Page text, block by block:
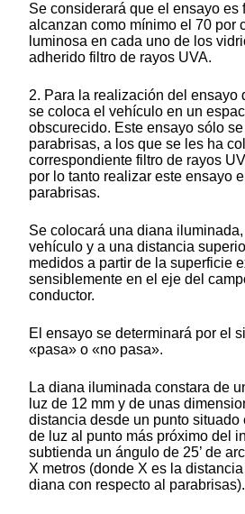
Se considerará que el ensayo es
alcanzan como mínimo el 70 por
luminosa en cada uno de los
adherido filtro de rayos UVA.
2. Para la realización del ensayo
se coloca el vehículo en un
obscurecido. Este ensayo sólo
parabrisas, a los que se les ha
correspondiente filtro de rayos
por lo tanto realizar este ensayo
parabrisas.
Se colocará una diana
vehículo y a una distancia
medidos a partir de la superficie
sensiblemente en el eje del
conductor.
El ensayo se determinará por el
«pasa» o «no pasa».
La diana iluminada constara de
luz de 12 mm y de unas
distancia desde un punto situado
de luz al punto más próximo del
subtienda un ángulo de 25’ de
X metros (donde X es la
diana con respecto al parabrisas).